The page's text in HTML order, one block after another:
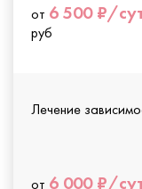
от 6 500 ₽/
руб
Лечение
от 6 000 ₽/